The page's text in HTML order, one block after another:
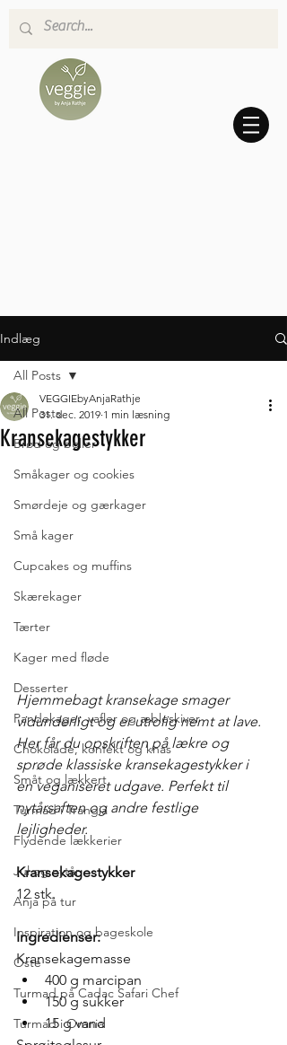
Indlæg
All Posts
Brød og boller
Småkager og cookies
Smørdeje og gærkager
Små kager
Cupcakes og muffins
Skærekager
Tærter
Kager med fløde
Desserter
Pandekager, vafler og æbleskiver
Chokolade, konfekt og knas
Småt og lækkert
Turmad i Trangia
Flydende lækkerier
Jul og nytår
Anja på tur
Inspiration og bageskole
Oste
Turmad på Cadac Safari Chef
Turmad i Omnia
All Posts
Kransekagestykker
VEGGIEbyAnjaRathje
31. dec. 2019 1 min læsning
Hjemmebagt kransekage smager
vidunderligt og er utrolig nemt at lave.
Her får du opskriften på lækre og
sprøde klassiske kransekagestykker i
en veganiseret udgave. Perfekt til
nytårsaften og andre festlige
lejligheder.
Kransekagestykker
12 stk.
Ingredienser:
Kransekagemasse
400 g marcipan
150 g sukker
15 g vand